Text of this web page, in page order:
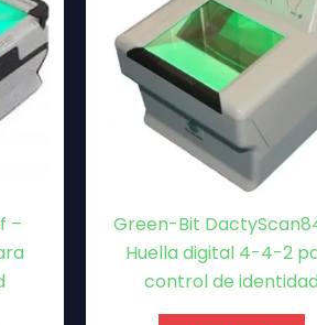
–
Green-Bit
Huella digital 4-4-2
control de identidad